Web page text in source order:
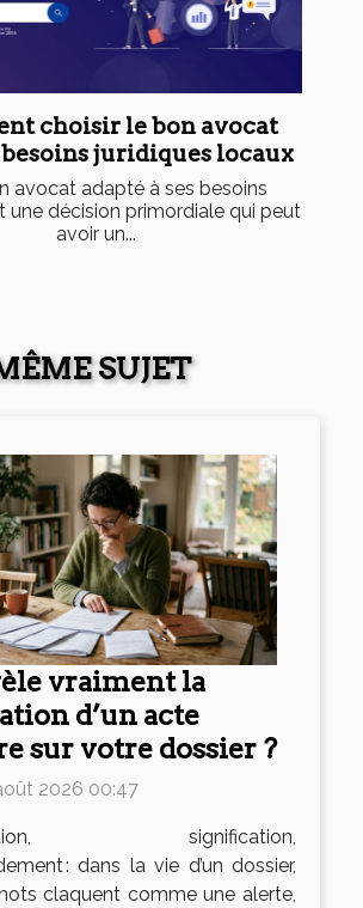
choisir le bon avocat
juridiques locaux
avocat adapté à ses besoins
une décision primordiale qui peut
avoir un...
SUJET
vraiment la
d’un acte
sur votre dossier ?
2026 00:47
signification,
: dans la vie d’un dossier,
claquent comme une alerte,